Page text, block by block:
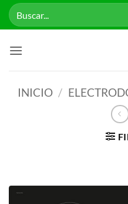
Saltar
Buscar
por:
INICIO /